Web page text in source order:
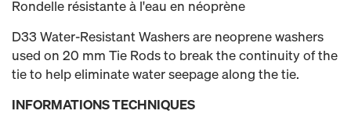
Rondelle résistante à l'eau en néoprène
D33 Water-Resistant Washers are neoprene washers
used on 20 mm Tie Rods to break the continuity of the
tie to help eliminate water seepage along the tie.
INFORMATIONS TECHNIQUES